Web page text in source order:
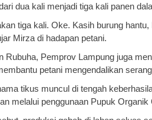
dua kali menjadi tiga kali panen
tiga kali. Oke. Kasih burung
Mirza di hadapan petani.
Rubuha, Pemprov Lampung juga
petani mengendalikan
tikus muncul di tengah
melalui penggunaan Pupuk